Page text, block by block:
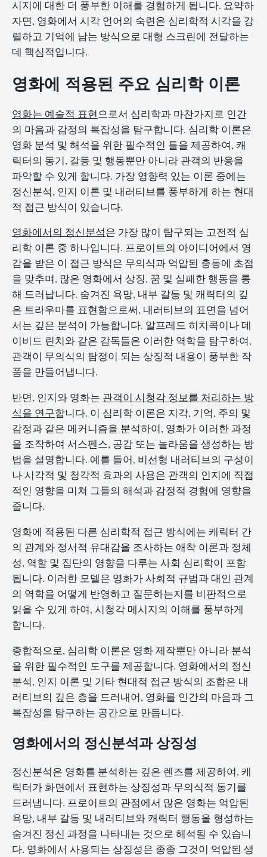
시지에 대한 더 풍부한 이해를 경험하게 됩니다. 요약하
자면, 영화에서 시각 언어의 숙련은 심리학적 시각을 강
렬하고 기억에 남는 방식으로 대형 스크린에 전달하는
데 핵심적입니다.
영화에 적용된 주요 심리학 이론
영화는 예술적 표현으로서 심리학과 마찬가지로 인간
의 마음과 감정의 복잡성을 탐구합니다. 심리학 이론은
영화 분석 및 해석을 위한 필수적인 틀을 제공하여, 캐
릭터의 동기, 갈등 및 행동뿐만 아니라 관객의 반응을
파악할 수 있게 합니다. 가장 영향력 있는 이론 중에는
정신분석, 인지 이론 및 내러티브를 풍부하게 하는 현대
적 접근 방식이 있습니다.
영화에서의 정신분석은 가장 많이 탐구되는 고전적 심
리학 이론 중 하나입니다. 프로이트의 아이디어에서 영
감을 받은 이 접근 방식은 무의식과 억압된 충동에 초점
을 맞추며, 많은 영화에서 상징, 꿈 및 실패한 행동을 통
해 드러납니다. 숨겨진 욕망, 내부 갈등 및 캐릭터의 깊
은 트라우마를 표현함으로써, 내러티브의 표면을 넘어
서는 깊은 분석이 가능합니다. 알프레드 히치콕이나 데
이비드 린치와 같은 감독들은 이러한 역학을 탐구하여,
관객이 무의식의 탐정이 되는 상징적 내용이 풍부한 작
품을 만들어냅니다.
반면, 인지와 영화는 관객이 시청각 정보를 처리하는 방
식을 연구합니다. 이 심리학 이론은 지각, 기억, 주의 및
감정과 같은 메커니즘을 분석하여, 영화가 이러한 과정
을 조작하여 서스펜스, 공감 또는 놀라움을 생성하는 방
법을 설명합니다. 예를 들어, 비선형 내러티브의 구성이
나 시각적 및 청각적 효과의 사용은 관객의 인지에 직접
적인 영향을 미쳐 그들의 해석과 감정적 경험에 영향을
줍니다.
영화에 적용된 다른 심리학적 접근 방식에는 캐릭터 간
의 관계와 정서적 유대감을 조사하는 애착 이론과 정체
성, 역할 및 집단의 영향을 다루는 사회 심리학이 포함
됩니다. 이러한 모델은 영화가 사회적 규범과 대인 관계
의 역학을 어떻게 반영하고 질문하는지를 비판적으로
읽을 수 있게 하여, 시청각 메시지의 이해를 풍부하게
합니다.
종합적으로, 심리학 이론은 영화 제작뿐만 아니라 분석
을 위한 필수적인 도구를 제공합니다. 영화에서의 정신
분석, 인지 이론 및 기타 현대적 접근 방식의 조합은 내
러티브의 깊은 층을 드러내어, 영화를 인간의 마음과 그
복잡성을 탐구하는 공간으로 만듭니다.
영화에서의 정신분석과 상징성
정신분석은 영화를 분석하는 깊은 렌즈를 제공하여, 캐
릭터가 화면에서 표현하는 상징성과 무의식적 동기를
드러냅니다. 프로이트의 관점에서 많은 영화는 억압된
욕망, 내부 갈등 및 내러티브와 캐릭터 행동을 형성하는
숨겨진 정신 과정을 나타내는 것으로 해석될 수 있습니
다. 영화에서 사용되는 상징성은 종종 그것이 억압된 생